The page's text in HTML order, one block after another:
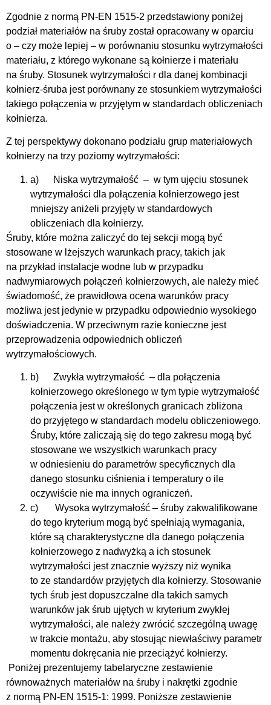
Zgodnie z normą PN-EN 1515-2 przedstawiony poniżej
podział materiałów na śruby został opracowany w oparciu
o – czy może lepiej – w porównaniu stosunku wytrzymałości
materiału, z którego wykonane są kołnierze i materiału
na śruby. Stosunek wytrzymałości r dla danej kombinacji
kołnierz-śruba jest porównany ze stosunkiem wytrzymałości
takiego połączenia w przyjętym w standardach obliczeniach
kołnierza.
Z tej perspektywy dokonano podziału grup materiałowych
kołnierzy na trzy poziomy wytrzymałości:
a) Niska wytrzymałość – w tym ujęciu stosunek
wytrzymałości dla połączenia kołnierzowego jest
mniejszy aniżeli przyjęty w standardowych
obliczeniach dla kołnierzy.
Śruby, które można zaliczyć do tej sekcji mogą być
stosowane w lżejszych warunkach pracy, takich jak
na przykład instalacje wodne lub w przypadku
nadwymiarowych połączeń kołnierzowych, ale należy mieć
świadomość, że prawidłowa ocena warunków pracy
możliwa jest jedynie w przypadku odpowiednio wysokiego
doświadczenia. W przeciwnym razie konieczne jest
przeprowadzenia odpowiednich obliczeń
wytrzymałościowych.
b) Zwykła wytrzymałość – dla połączenia
kołnierzowego określonego w tym typie wytrzymałość
połączenia jest w określonych granicach zbliżona
do przyjętego w standardach modelu obliczeniowego.
Śruby, które zaliczają się do tego zakresu mogą być
stosowane we wszystkich warunkach pracy
w odniesieniu do parametrów specyficznych dla
danego stosunku ciśnienia i temperatury o ile
oczywiście nie ma innych ograniczeń.
c) Wysoka wytrzymałość – śruby zakwalifikowane
do tego kryterium mogą być spełniają wymagania,
które są charakterystyczne dla danego połączenia
kołnierzowego z nadwyżką a ich stosunek
wytrzymałości jest znacznie wyższy niż wynika
to ze standardów przyjętych dla kołnierzy. Stosowanie
tych śrub jest dopuszczalne dla takich samych
warunków jak śrub ujętych w kryterium zwykłej
wytrzymałości, ale należy zwrócić szczególną uwagę
w trakcie montażu, aby stosując niewłaściwy parametr
momentu dokręcania nie przeciążyć kołnierzy.
Poniżej prezentujemy tabelaryczne zestawienie
równoważnych materiałów na śruby i nakrętki zgodnie
z normą PN-EN 1515-1: 1999. Poniższe zestawienie